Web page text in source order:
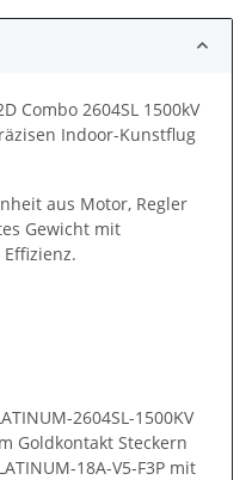
Combo 2604SL 1500kV
Indoor-Kunstflug
aus Motor, Regler
Gewicht mit
2604SL-1500KV
Goldkontakt Steckern
18A-V5-F3P mit